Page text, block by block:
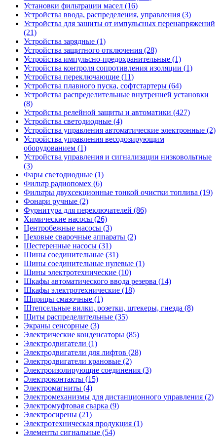
Установки фильтрации масел (16)
Устройства ввода, распределения, управления (3)
Устройства для защиты от импульсных перенапряжений
(21)
Устройства зарядные (1)
Устройства защитного отключения (28)
Устройства импульсно-предохранительные (1)
Устройства контроля сопротивления изоляции (1)
Устройства переключающие (11)
Устройства плавного пуска, софтстартеры (64)
Устройства распределительные внутренней установки
(8)
Устройства релейной защиты и автоматики (427)
Устройства светодиодные (4)
Устройства управления автоматические электронные (2)
Устройства управления весодозирующим
оборудованием (1)
Устройства управления и сигнализации низковольтные
(3)
Фары светодиодные (1)
Фильтр радиопомех (6)
Фильтры двухсекционные тонкой очистки топлива (19)
Фонари ручные (2)
Фурнитура для переключателей (86)
Химические насосы (26)
Центробежные насосы (3)
Цеховые сварочные аппараты (2)
Шестеренные насосы (31)
Шины соединительные (31)
Шины соединительные нулевые (1)
Шины электротехнические (10)
Шкафы автоматического ввода резерва (14)
Шкафы электротехнические (18)
Шприцы смазочные (1)
Штепсельные вилки, розетки, штекеры, гнезда (8)
Щиты распределительные (35)
Экраны сенсорные (3)
Электрические конденсаторы (85)
Электродвигатели (1)
Электродвигатели для лифтов (28)
Электродвигатели крановые (2)
Электроизолирующие соединения (3)
Электроконтакты (15)
Электромагниты (4)
Электромеханизмы для дистанционного управления (2)
Электромуфтовая сварка (9)
Электросирены (21)
Электротехническая продукция (1)
Элементы сигнальные (54)